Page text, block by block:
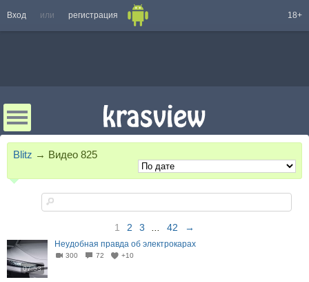
Вход или регистрация 18+
Blitz → Видео 825
1 2 3 42 →
07:53
Неудобная правда об электрокарах
300 72 +10